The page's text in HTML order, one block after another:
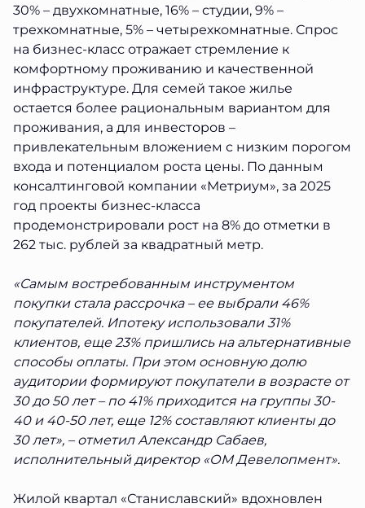
30% – двухкомнатные, 16% – студии, 9% –
трехкомнатные, 5% – четырехкомнатные. Спрос
на бизнес-класс отражает стремление к
комфортному проживанию и качественной
инфраструктуре. Для семей такое жилье
остается более рациональным вариантом для
проживания, а для инвесторов –
привлекательным вложением с низким порогом
входа и потенциалом роста цены. По данным
консалтинговой компании «Метриум», за 2025
год проекты бизнес-класса
продемонстрировали рост на 8% до отметки в
262 тыс. рублей за квадратный метр.
«Самым востребованным инструментом
покупки стала рассрочка – ее выбрали 46%
покупателей. Ипотеку использовали 31%
клиентов, еще 23% пришлись на альтернативные
способы оплаты. При этом основную долю
аудитории формируют покупатели в возрасте от
30 до 50 лет – по 41% приходится на группы 30-
40 и 40-50 лет, еще 12% составляют клиенты до
30 лет», – отметил Александр Сабаев,
исполнительный директор «ОМ Девелопмент».
Жилой квартал «Станиславский» вдохновлен